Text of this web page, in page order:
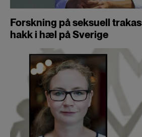
Forskning på seksuell
hakk i hæl på Sverige